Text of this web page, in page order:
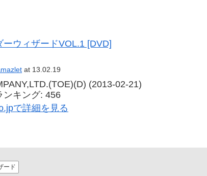
ーウィザードVOL.1 [DVD]
at 13.02.19
(2013-02-21)
ンキング: 456
で詳細を見る
ード